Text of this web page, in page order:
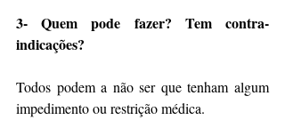
3- Quem pode fazer? Tem contra-
indicações?
Todos podem a não ser que tenham algum
impedimento ou restrição médica.